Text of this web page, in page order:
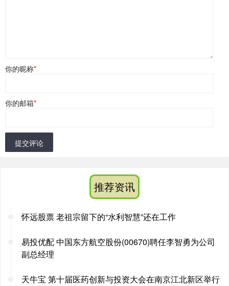
你的昵称*
你的邮箱*
提交评论
推荐资讯
怀远股票 老祖宗留下的“水利智慧”还在工作
易投优配 中国东方航空股份(00670)聘任李智勇为公司
副总经理
天牛宝 第十届医药创新与投资大会在南京江北新区举行